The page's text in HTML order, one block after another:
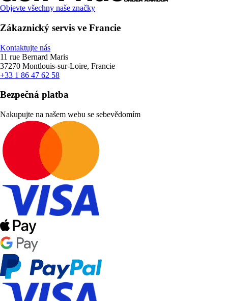
Objevte všechny naše značky
Zákaznický servis ve Francie
Kontaktujte nás
11 rue Bernard Maris
37270 Montlouis-sur-Loire, Francie
+33 1 86 47 62 58
Bezpečná platba
Nakupujte na našem webu se sebevědomím